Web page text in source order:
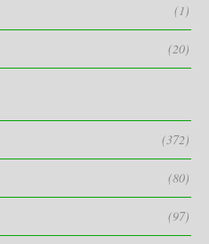
(1)
(20)
(372)
(80)
(97)